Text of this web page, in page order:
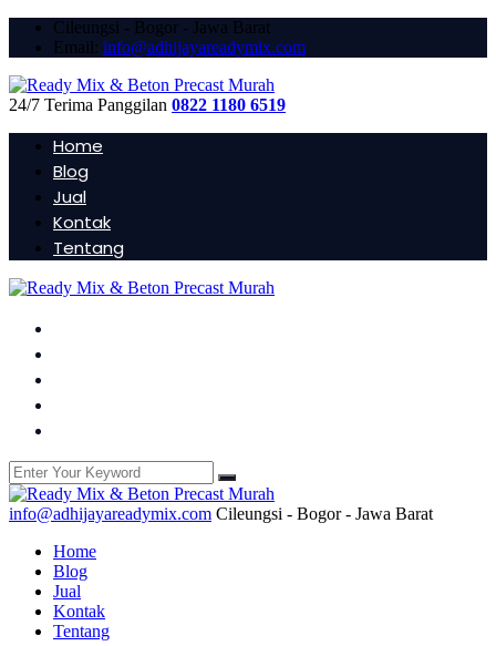
Cileungsi - Bogor - Jawa Barat
Email: info@adhijayareadymix.com
24/7 Terima Panggilan 0822 1180 6519
Home
Blog
Jual
Kontak
Tentang
info@adhijayareadymix.com Cileungsi - Bogor - Jawa Barat
Home
Blog
Jual
Kontak
Tentang